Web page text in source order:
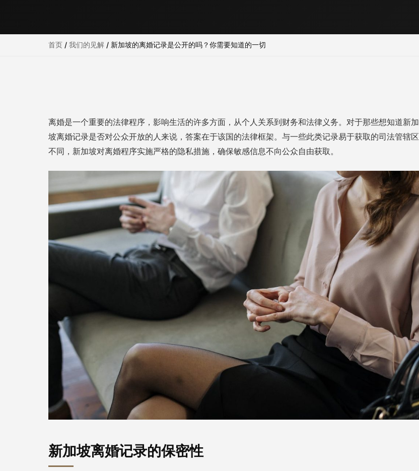
首页 / 我们的见解 / 新加坡的离婚记录是公开的吗？你需要知道的一切
离婚是一个重要的法律程序，影响生活的许多方面，从个人关系到财务和法律义务。对于那些想知道新加
坡离婚记录是否对公众开放的人来说，答案在于该国的法律框架。与一些此类记录易于获取的司法管辖区
不同，新加坡对离婚程序实施严格的隐私措施，确保敏感信息不向公众自由获取。
新加坡离婚记录的保密性